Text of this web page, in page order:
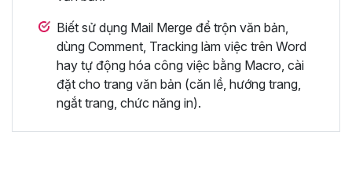
Biết sử dụng Mail Merge để trộn văn bản,
dùng Comment, Tracking làm việc trên Word
hay tự động hóa công việc bằng Macro, cài
đặt cho trang văn bản (căn lề, hướng trang,
ngắt trang, chức năng in).